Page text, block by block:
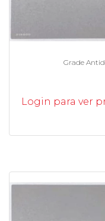
Grade
Login para ver